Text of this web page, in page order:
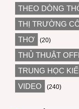
THEO DÒNG
THỊ TRƯỜNG
THƠ (20)
THỦ THUẬT
TRUNG HỌC
VIDEO (240)